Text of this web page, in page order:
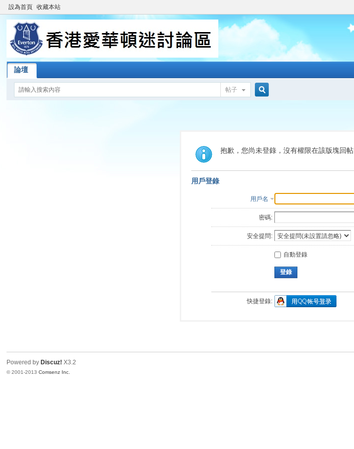
設為首頁 收藏本站
論壇
帖子
索
抱歉，您尚未登錄，沒有權限在該版塊回帖
用戶登錄
用戶名
密碼:
安全提問:
自動登錄
登錄
快捷登錄:
Powered by Discuz! X3.2
© 2001-2013Comsenz Inc.